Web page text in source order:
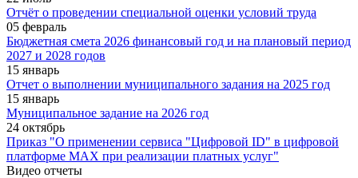
Отчёт о проведении специальной оценки условий труда
05 февраль
Бюджетная смета 2026 финансовый год и на плановый период
2027 и 2028 годов
15 январь
Отчет о выполнении муниципального задания на 2025 год
15 январь
Муниципальное задание на 2026 год
24 октябрь
Приказ "О применении сервиса "Цифровой ID" в цифровой
платформе МАХ при реализации платных услуг"
Видео отчеты